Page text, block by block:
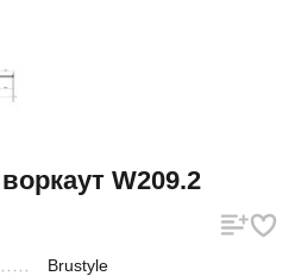
W209.2
Brustyle